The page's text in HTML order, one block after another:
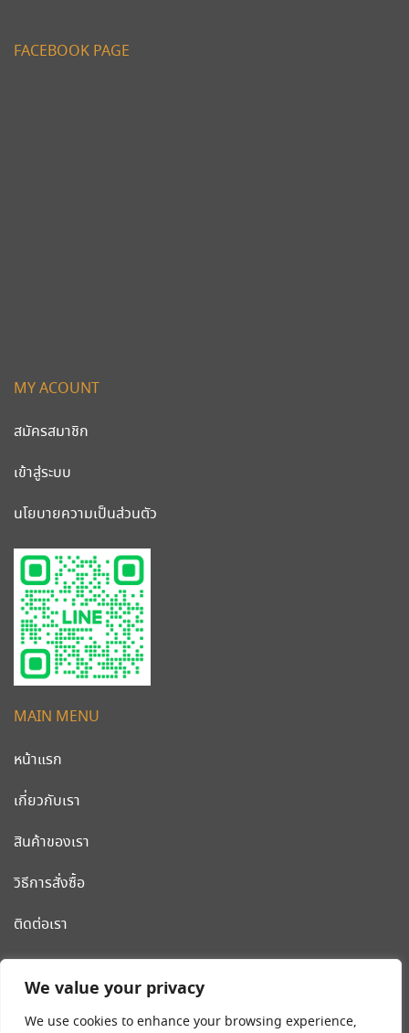
We value your privacy
We use cookies to enhance your browsing experience,
โรงงานผลิต รถเข็นสแตนเลส รถเข็นโรงแรม เครื่องมือและอุปกรณ์
MAIN MENU
หน้าแรก
เกี่ยวกับเรา
สินค้าของเรา
วิธีการสั่งซื้อ
ติดต่อเรา
MY ACOUNT
สมัครสมาชิก
เข้าสู่ระบบ
นโยบายความเป็นส่วนตัว
FACEBOOK PAGE